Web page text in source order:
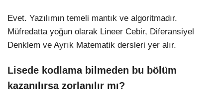
Evet. Yazılımın temeli mantık ve algoritmadır.
Müfredatta yoğun olarak Lineer Cebir, Diferansiyel
Denklem ve Ayrık Matematik dersleri yer alır.
Lisede kodlama bilmeden bu bölüm
kazanılırsa zorlanılır mı?